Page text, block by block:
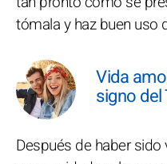
tómala y haz buen uso
Vida
signo del
Después de haber